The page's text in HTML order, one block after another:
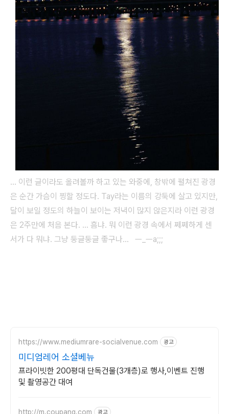
... 이런 글이라도 올려볼까 하고 있는 와중에, 창밖에 펼쳐진 광경
은 순간 가슴이 찡할 정도다. Tay라는 이름의 강둑에 살고 있지만,
달이 보일 정도의 하늘이 보이는 저녁이 많지 않은지라 이런 광경
은 2주만에 처음 본다. ... 흠냐. 뭐 이런 광경 속에서 쩨쩨하게 센
서가 다 뭐냐. 그냥 둥글둥글 좋구나... ㅡ_ㅡa;;;
https://www.mediumrare-socialvenue.com 광고
미디엄레어 소셜베뉴
프라이빗한 200평대 단독건물(3개층)로 행사,이벤트 진행
및 촬영공간 대여
http://m.coupang.com 광고